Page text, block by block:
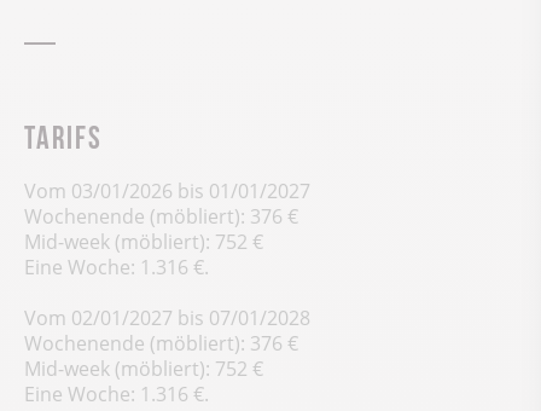
Tarifs
Vom 03/01/2026 bis 01/01/2027
Wochenende (möbliert): 376 €
Mid-week (möbliert): 752 €
Eine Woche: 1.316 €.
Vom 02/01/2027 bis 07/01/2028
Wochenende (möbliert): 376 €
Mid-week (möbliert): 752 €
Eine Woche: 1.316 €.